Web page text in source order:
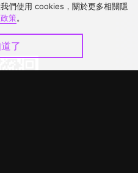
們使用 cookies，關於更多相關隱
策。
了